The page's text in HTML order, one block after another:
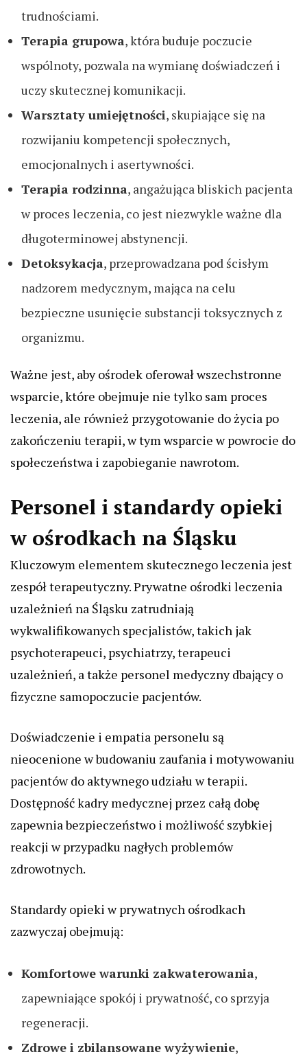
trudnościami.
Terapia grupowa, która buduje poczucie
wspólnoty, pozwala na wymianę doświadczeń i
uczy skutecznej komunikacji.
Warsztaty umiejętności, skupiające się na
rozwijaniu kompetencji społecznych,
emocjonalnych i asertywności.
Terapia rodzinna, angażująca bliskich pacjenta
w proces leczenia, co jest niezwykle ważne dla
długoterminowej abstynencji.
Detoksykacja, przeprowadzana pod ścisłym
nadzorem medycznym, mająca na celu
bezpieczne usunięcie substancji toksycznych z
organizmu.
Ważne jest, aby ośrodek oferował wszechstronne
wsparcie, które obejmuje nie tylko sam proces
leczenia, ale również przygotowanie do życia po
zakończeniu terapii, w tym wsparcie w powrocie do
społeczeństwa i zapobieganie nawrotom.
Personel i standardy opieki
w ośrodkach na Śląsku
Kluczowym elementem skutecznego leczenia jest
zespół terapeutyczny. Prywatne ośrodki leczenia
uzależnień na Śląsku zatrudniają
wykwalifikowanych specjalistów, takich jak
psychoterapeuci, psychiatrzy, terapeuci
uzależnień, a także personel medyczny dbający o
fizyczne samopoczucie pacjentów.
Doświadczenie i empatia personelu są
nieocenione w budowaniu zaufania i motywowaniu
pacjentów do aktywnego udziału w terapii.
Dostępność kadry medycznej przez całą dobę
zapewnia bezpieczeństwo i możliwość szybkiej
reakcji w przypadku nagłych problemów
zdrowotnych.
Standardy opieki w prywatnych ośrodkach
zazwyczaj obejmują:
Komfortowe warunki zakwaterowania,
zapewniające spokój i prywatność, co sprzyja
regeneracji.
Zdrowe i zbilansowane wyżywienie,